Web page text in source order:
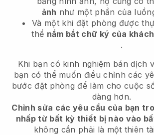
ảnh như một phần của
Và một khi đặt phòng được
thể nắm bắt chữ ký của
.
Khi bạn có kinh nghiệm bán dịch
bạn có thể muốn điều chỉnh các
bước đặt phòng để làm cho cuộc
dàng hơn.
Chỉnh sửa các yêu cầu của bạn
nhấp từ bất kỳ thiết bị nào vào
không cần phải là một thiên